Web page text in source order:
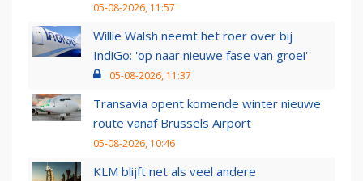
05-08-2026, 11:57
Willie Walsh neemt het roer over bij
IndiGo: 'op naar nieuwe fase van groei'
05-08-2026, 11:37
Transavia opent komende winter nieuwe
route vanaf Brussels Airport
05-08-2026, 10:46
KLM blijft net als veel andere